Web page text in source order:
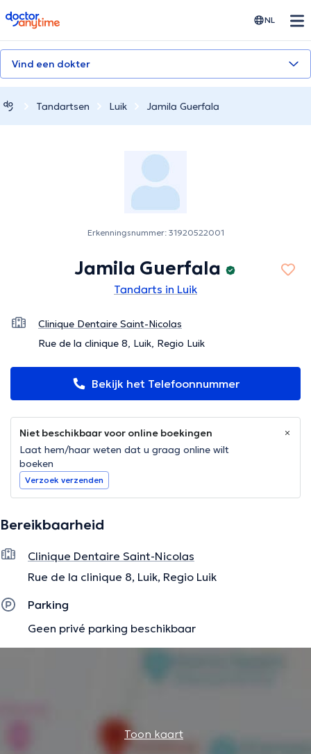
doctoranytime NL
Vind een dokter
Tandartsen Luik Jamila Guerfala
Erkenningsnummer: 31920522001
Jamila Guerfala
Tandarts in Luik
Clinique Dentaire Saint-Nicolas
Rue de la clinique 8, Luik, Regio Luik
Bekijk het Telefoonnummer
Niet beschikbaar voor online boekingen
Laat hem/haar weten dat u graag online wilt
boeken
Verzoek verzenden
Bereikbaarheid
Clinique Dentaire Saint-Nicolas
Rue de la clinique 8, Luik, Regio Luik
Parking
Geen privé parking beschikbaar
Toon kaart